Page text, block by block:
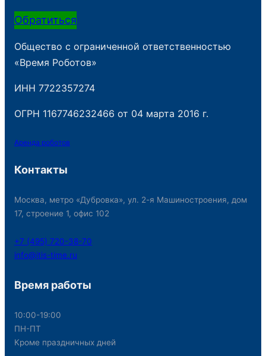
Обратиться
Общество с ограниченной ответственностью
«Время Роботов»
ИНН 7722357274
ОГРН 1167746232466 от 04 марта 2016 г.
Аренда роботов
Контакты
Москва, метро «Дубровка», ул. 2-я Машиностроения, дом
17, строение 1, офис 102
+7 (495) 720-38-70
info@itis-time.ru
Время работы
10:00-19:00
ПН-ПТ
Кроме праздничных дней